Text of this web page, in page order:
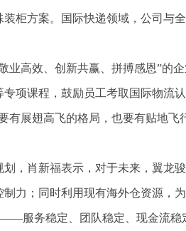
柜方案。国际快递领域，公司与
业高效、创新共赢、拼搏感恩”的
项课程，鼓励员工考取国际物流
有展翅高飞的格局，也要有贴地飞
，肖新福表示，对于未来，翼龙
力；同时利用现有海外仓资源，
——服务稳定、团队稳定、现金流